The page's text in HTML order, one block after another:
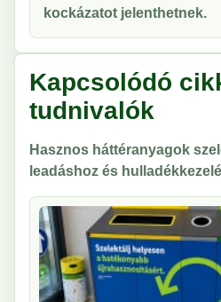
kockázatot jelenthetnek.
Kapcsolódó
tudnivalók
Hasznos háttéranyagok
leadáshoz és